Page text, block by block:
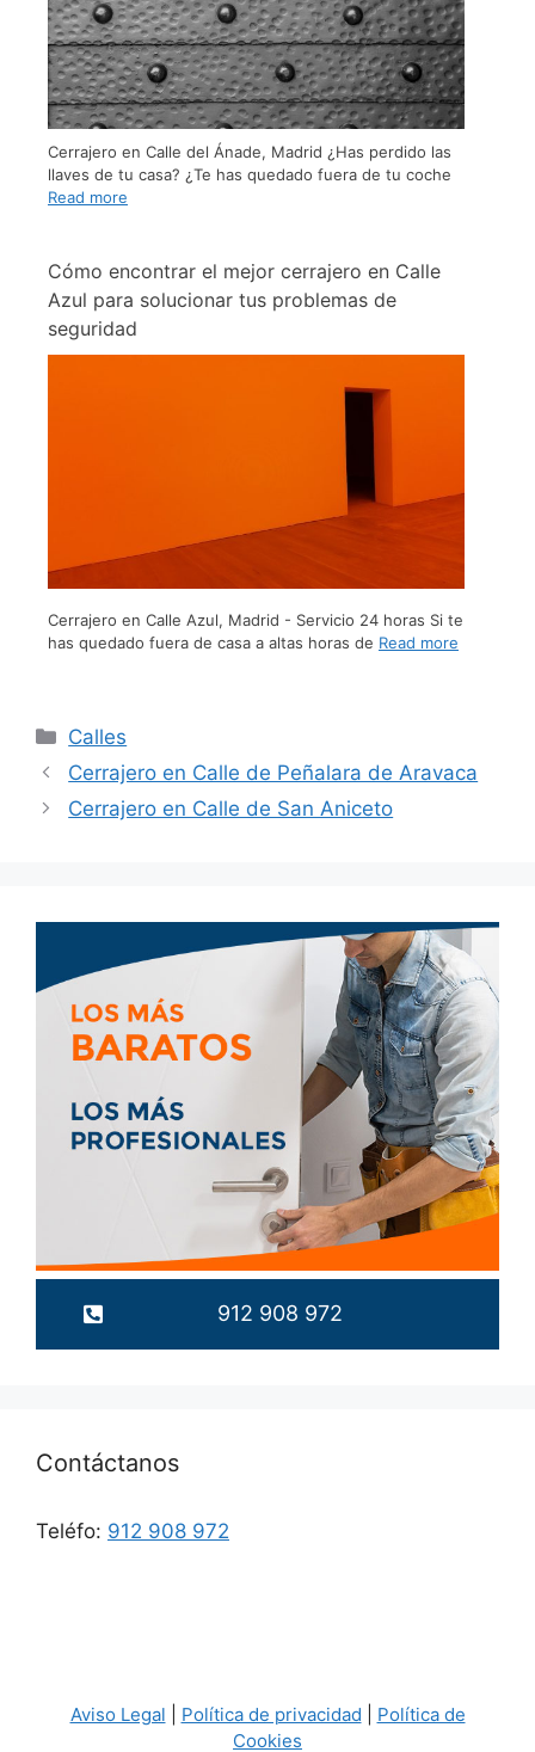
Cerrajero en Calle del Ánade, Madrid ¿Has perdido las
llaves de tu casa? ¿Te has quedado fuera de tu coche
Read more
Cómo encontrar el mejor cerrajero en Calle
Azul para solucionar tus problemas de
seguridad
Cerrajero en Calle Azul, Madrid - Servicio 24 horas Si te
has quedado fuera de casa a altas horas de Read more
Calles
Cerrajero en Calle de Peñalara de Aravaca
Cerrajero en Calle de San Aniceto
912 908 972
Contáctanos
Teléfo: 912 908 972
Aviso Legal Política de privacidad
Política de
Cookies